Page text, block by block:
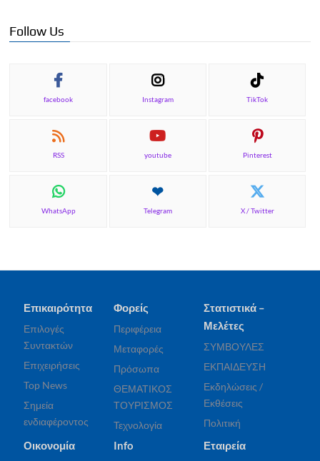
Follow Us
facebook Instagram TikTok
RSS youtube Pinterest
WhatsApp Telegram X / Twitter
Επικαιρότητα
Επιλογές
Συντακτών
Επιχειρήσεις
Top News
Σημεία
ενδιαφέροντος
Φορείς
Περιφέρεια
Μεταφορές
Πρόσωπα
ΘΕΜΑΤΙΚΟΣ
ΤΟΥΡΙΣΜΟΣ
Τεχνολογία
Στατιστικά –
Μελέτες
ΣΥΜΒΟΥΛΕΣ
ΕΚΠΑΙΔΕΥΣΗ
Εκδηλώσεις /
Εκθέσεις
Πολιτική
Οικονομία Info Εταιρεία